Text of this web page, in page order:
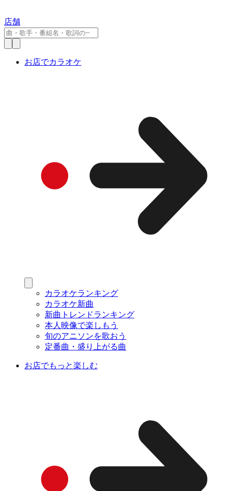
店舗
お店でカラオケ
カラオケランキング
カラオケ新曲
新曲トレンドランキング
本人映像で楽しもう
旬のアニソンを歌おう
定番曲・盛り上がる曲
お店でもっと楽しむ